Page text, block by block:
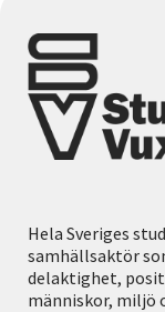
Hela Sveriges
samhällsaktör
delaktighet,
människor, miljö